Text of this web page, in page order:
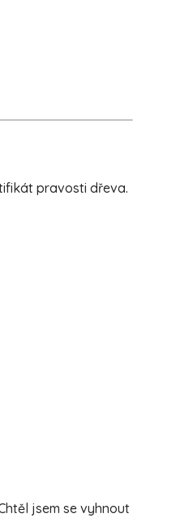
pravosti dřeva.
jsem se vyhnout